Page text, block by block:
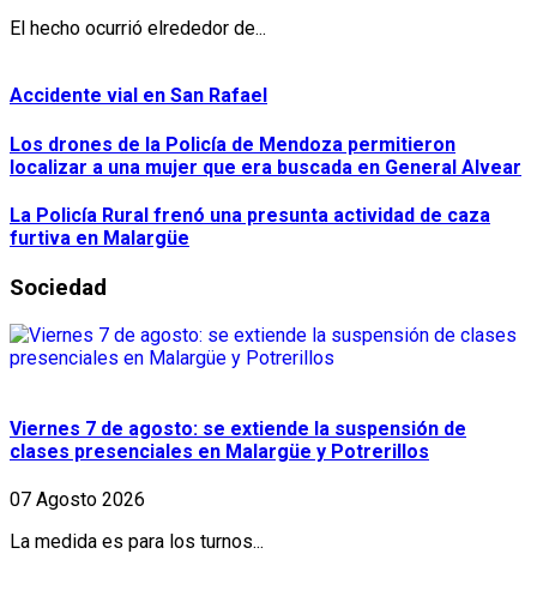
El hecho ocurrió elrededor de...
Accidente vial en San Rafael
Los drones de la Policía de Mendoza permitieron
localizar a una mujer que era buscada en General Alvear
La Policía Rural frenó una presunta actividad de caza
furtiva en Malargüe
Sociedad
Viernes 7 de agosto: se extiende la suspensión de
clases presenciales en Malargüe y Potrerillos
07 Agosto 2026
La medida es para los turnos...